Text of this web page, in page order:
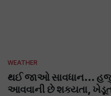
WEATHER
થઈ જાઓ સાવધાન… હજુ
આવવાની છે શક્યતા,